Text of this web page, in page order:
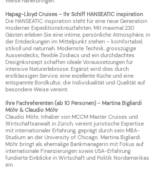
Hapag-Lloyd Cruises - Ihr Schiff HANSEATIC inspiration
Die HANSEATIC inspiration steht für eine neue Generation
moderner Expeditionskreuzfahrten. Mit maximal 230
Gästen erleben Sie eine intime, persönliche Atmosphäre, in
der Entdeckungen im Mittelpunkt stehen – komfortabel,
stilvoll und naturnah. Modernste Technik, grosszügige
Aussendecks, flexible Zodiacs und ein durchdachtes
Designkonzept schaffen ideale Voraussetzungen für
intensive Naturerlebnisse. Ergänzt wird dies durch
erstklassigen Service, eine exzellente Küche und eine
entspannte Bordkultur, die Individualität und Qualität auf
besondere Weise vereint.
IhreFachreferenten (ab 10 Personen) - Martina Bigliardi
Möhr & Claudio Möhr
Claudio Möhr, Inhaber von MCCM Master Cruises und
Wirtschaftsanwalt in Zürich, vereint juristische Expertise
mit internationaler Erfahrung, geprägt durch sein MBA-
Studium an der University of Chicago. Martina Bigliardi
Möhr bringt als ehemalige Bankmanagerin mit Fokus auf
internationale Finanzierungen sowie USA-Erfahrung
fundierte Einblicke in Wirtschaft und Politik Nordamerikas
ein.